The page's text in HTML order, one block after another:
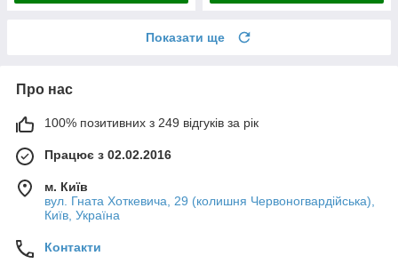
Показати ще
Про нас
100% позитивних з 249 відгуків за рік
Працює з 02.02.2016
м. Київ
вул. Гната Хоткевича, 29 (колишня Червоногвардійська),
Київ, Україна
Контакти